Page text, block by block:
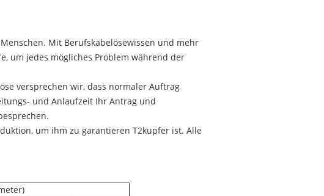
Mit Berufskabelösewissen und mehr
um jedes mögliches Problem während der
versprechen wir, dass normaler Auftrag
und Anlaufzeit Ihr Antrag und
um ihm zu garantieren T2kupfer ist. Alle